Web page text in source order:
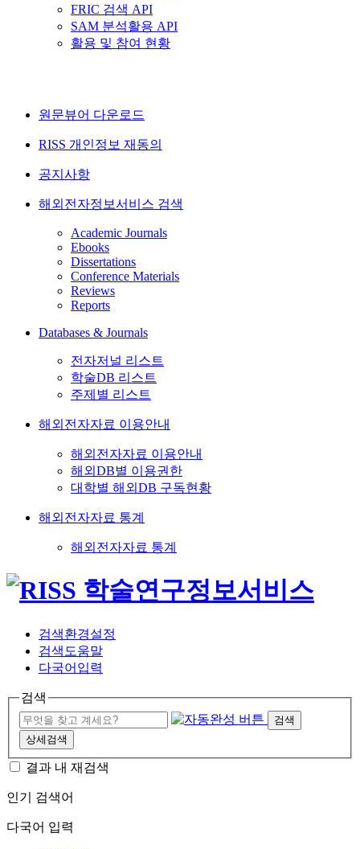
FRIC 검색 API
SAM 분석활용 API
활용 및 참여 현황
원문뷰어 다운로드
RISS 개인정보 재동의
공지사항
해외전자정보서비스 검색
Academic Journals
Ebooks
Dissertations
Conference Materials
Reviews
Reports
Databases & Journals
전자저널 리스트
학술DB 리스트
주제별 리스트
해외전자자료 이용안내
해외전자자료 이용안내
해외DB별 이용권한
대학별 해외DB 구독현황
해외전자자료 통계
해외전자자료 통계
검색환경설정
검색도움말
다국어입력
검색
검색
상세검색
결과 내 재검색
인기 검색어
다국어 입력